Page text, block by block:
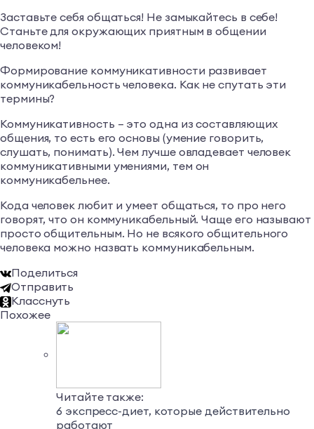
Заставьте себя общаться! Не замыкайтесь в себе!
Станьте для окружающих приятным в общении
человеком!
Формирование коммуникативности развивает
коммуникабельность человека. Как не спутать эти
термины?
Коммуникативность – это одна из составляющих
общения, то есть его основы (умение говорить,
слушать, понимать). Чем лучше овладевает человек
коммуникативными умениями, тем он
коммуникабельнее.
Кода человек любит и умеет общаться, то про него
говорят, что он коммуникабельный. Чаще его называют
просто общительным. Но не всякого общительного
человека можно назвать коммуникабельным.
Поделиться
Отправить
Класснуть
Похожее
Читайте также:
6 экспресс-диет, которые действительно
работают